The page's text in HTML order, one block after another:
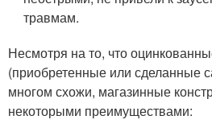
травмам.
Несмотря на то, что
(приобретенные или сделанные
многом схожи, магазинные
некоторыми преимуществами: